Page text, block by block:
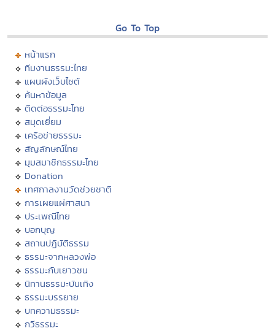
Go To Top
หน้าแรก
ทีมงานธรรมะไทย
แผนผังเว็บไซต์
ค้นหาข้อมูล
ติดต่อธรรมะไทย
สมุดเยี่ยม
เครือข่ายธรรมะ
สัญลักษณ์ไทย
มุมสมาชิกธรรมะไทย
Donation
เทศกาลงานวัดช่วยชาติ
การเผยแผ่ศาสนา
ประเพณีไทย
บอกบุญ
สถานปฏิบัติธรรม
ธรรมะจากหลวงพ่อ
ธรรมะกับเยาวชน
นิทานธรรมะบันเทิง
ธรรมะบรรยาย
บทความธรรมะ
กวีธรรมะ